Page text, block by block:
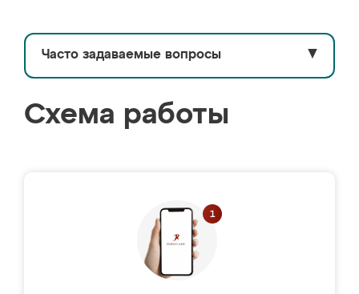
Часто задаваемые вопросы ▼
Схема работы